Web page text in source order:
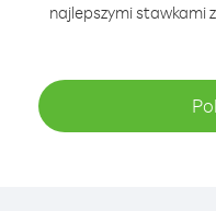
najlepszymi stawkami